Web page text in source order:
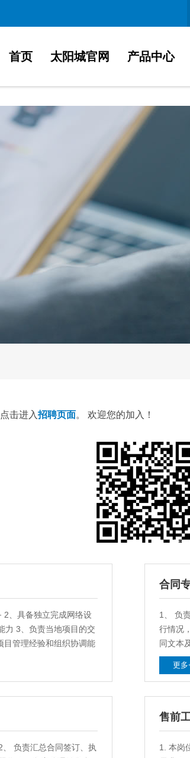
首页 太阳城官网 产品中心
击进入招聘页面。 欢迎您的加入！
2、具备独立完成网络设
力 3、负责当地项目的交
目管理经验和组织协调能
力，能够横向和纵向沟
合同
1、 负
行情况
同文本
协调工
更多
负责汇总合同签订、执
售前
1. 本岗